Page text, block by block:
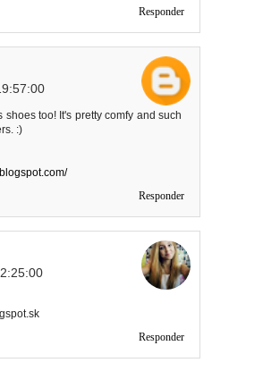
Responder
shoes too! It's pretty comfy and such
:)
Responder
Responder